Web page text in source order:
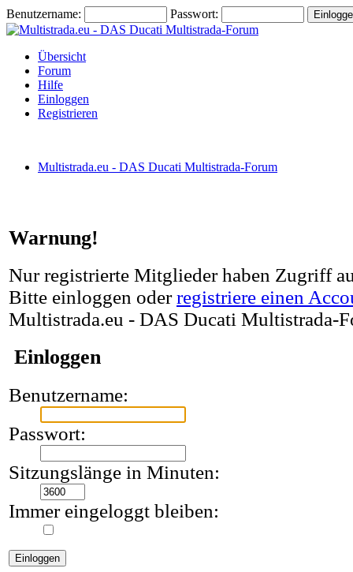
Benutzername: Passwort:
Übersicht
Forum
Hilfe
Einloggen
Registrieren
Multistrada.eu - DAS Ducati Multistrada-Forum
Warnung!
Nur registrierte Mitglieder haben Zugriff
Bitte einloggen oderregistriere einen
Multistrada.eu - DAS Ducati Multistrada-
Einloggen
Benutzername:
Passwort:
Sitzungslänge in Minuten:
Immer eingeloggt bleiben: